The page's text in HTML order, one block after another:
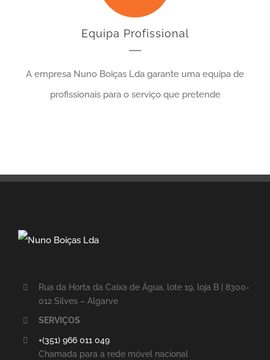
Equipa Profissional
A empresa Nuno Boiças Lda garante uma equipa de
profissionais para o serviço que pretende
Rua da Horta da Caixa de Água, lote 19, loja B | 8300-
012 Silves – Algarve
SERVIÇOS
+(351) 966 011 049
Chamada para a rede móvel nacional